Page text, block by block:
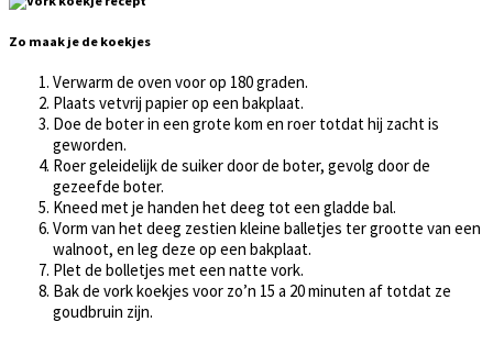
Zo maak je de koekjes
Verwarm de oven voor op 180 graden.
Plaats vetvrij papier op een bakplaat.
Doe de boter in een grote kom en roer totdat hij zacht is
geworden.
Roer geleidelijk de suiker door de boter, gevolg door de
gezeefde boter.
Kneed met je handen het deeg tot een gladde bal.
Vorm van het deeg zestien kleine balletjes ter grootte van een
walnoot, en leg deze op een bakplaat.
Plet de bolletjes met een natte vork.
Bak de vork koekjes voor zo’n 15 a 20 minuten af totdat ze
goudbruin zijn.